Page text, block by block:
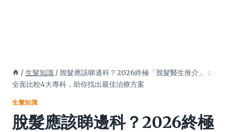
/ 生髮知識 / 脫髮應該睇邊科？2026終極「脫髮醫生推介」：
全面比較4大專科，助你找出最佳治療方案
生髮知識
脫髮應該睇邊科？2026終極